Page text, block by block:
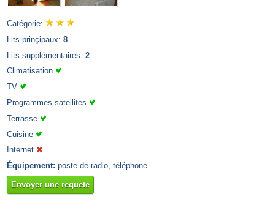
Catégorie:
Lits prinçipaux: 8
Lits supplémentaires: 2
Climatisation
TV
Programmes satellites
Terrasse
Cuisine
Internet
Équipement: poste de radio, téléphone
Envoyer une requete